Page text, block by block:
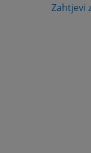
Zahtjevi